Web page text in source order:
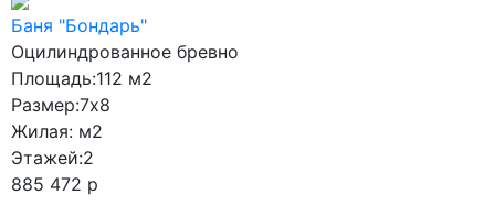
9x11
9x12
9x13
9x15.5
10x10
10x11
Баня "Бондарь"
Оцилиндрованное бревно
Площадь:112 м2
Размер:7x8
Жилая: м2
Этажей:2
885 472 р